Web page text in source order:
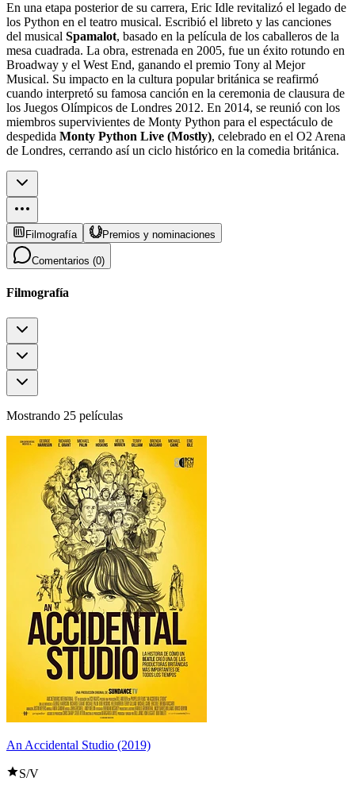
En una etapa posterior de su carrera, Eric Idle revitalizó el legado de
los Python en el teatro musical. Escribió el libreto y las canciones
del musical Spamalot, basado en la película de los caballeros de la
mesa cuadrada. La obra, estrenada en 2005, fue un éxito rotundo en
Broadway y el West End, ganando el premio Tony al Mejor
Musical. Su impacto en la cultura popular británica se reafirmó
cuando interpretó su famosa canción en la ceremonia de clausura de
los Juegos Olímpicos de Londres 2012. En 2014, se reunió con los
miembros supervivientes de Monty Python para el espectáculo de
despedida Monty Python Live (Mostly), celebrado en el O2 Arena
de Londres, cerrando así un ciclo histórico en la comedia británica.
Filmografía Premios y nominaciones
Comentarios (0)
Filmografía
Mostrando 25 películas
An Accidental Studio (2019)
S/V